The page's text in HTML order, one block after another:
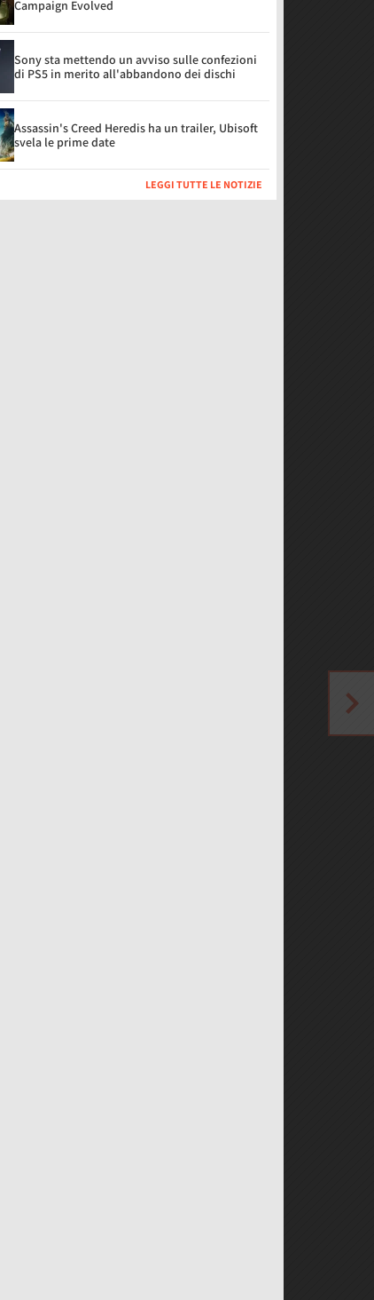
Campaign Evolved
Sony sta mettendo un avviso sulle confezioni
di PS5 in merito all'abbandono dei dischi
Assassin's Creed Heredis ha un trailer, Ubisoft
svela le prime date
LEGGI TUTTE LE NOTIZIE